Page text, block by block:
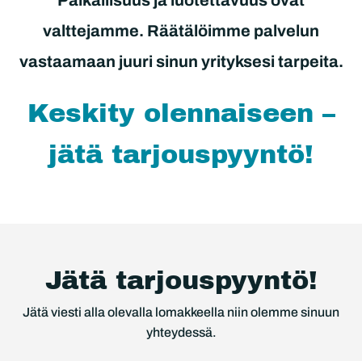
valttejamme. Räätälöimme palvelun
vastaamaan juuri sinun yrityksesi tarpeita.
Keskity olennaiseen –
jätä tarjouspyyntö!
Jätä tarjouspyyntö!
Jätä viesti alla olevalla lomakkeella niin olemme sinuun
yhteydessä.